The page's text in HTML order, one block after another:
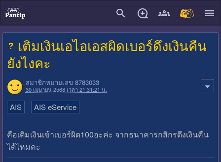
เติมเงินเอไอเอสผิดเบอร์ดึงเงินคืน
ยังไงคะ
สมาชิกหมายเลข 8783033
30 เมษายน 2568 เวลา 21:31:21 น.
AIS AIS eService
คือเติมเงินเข้าเบอร์ผิด100อะค่ะ จากธนาคารกสิกรดึงเงินคืน
ได้ไหมคะ
close